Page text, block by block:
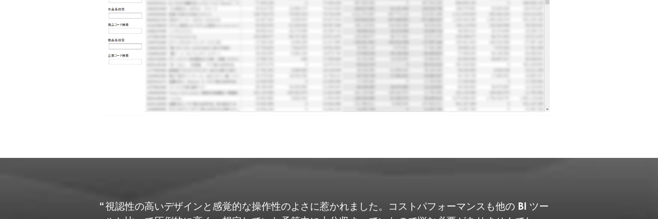
視認性の高いデザインと感覚的な操作性のよさに惹かれました。コストパフォーマンスも他の BI ツー